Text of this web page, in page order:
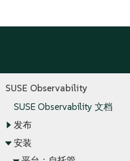
SUSE Observability
SUSE Observability 文档
发布
安装